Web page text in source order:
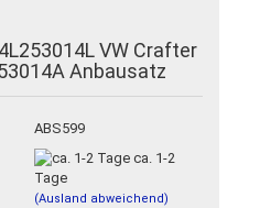
VW Crafter
Anbausatz
ABS599
ca. 1-2
Tage
(Ausland abweichend)